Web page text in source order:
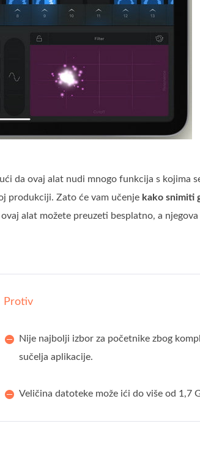
da ovaj alat nudi mnogo funkcija s kojima
produkciji. Zato će vam učenje kako snimiti
alat možete preuzeti besplatno, a
Protiv
Nije najbolji izbor za početnike zbog
sučelja aplikacije.
Veličina datoteke može ići do više od 1,7